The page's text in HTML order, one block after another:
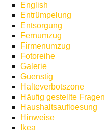
English
Entrümpelung
Entsorgung
Fernumzug
Firmenumzug
Fotoreihe
Galerie
Guenstig
Halteverbotszone
Häufig gestellte Fragen
Haushaltsaufloesung
Hinweise
Ikea